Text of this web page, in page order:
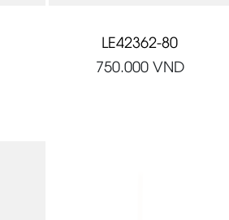
LE42362-80
750.000VND